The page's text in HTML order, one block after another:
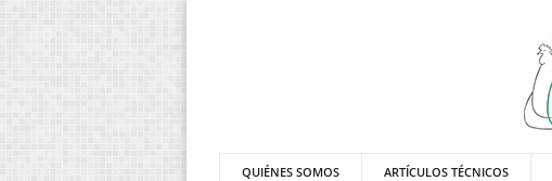
QUIÉNES SOMOS ARTÍCULOS TÉCNICOS